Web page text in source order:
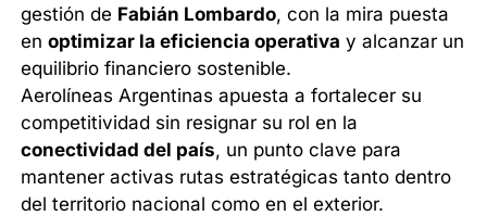
gestión de Fabián Lombardo, con la mira puesta
enoptimizar la eficiencia operativa y alcanzar un
equilibrio financiero sostenible.
Aerolíneas Argentinas apuesta a fortalecer su
competitividad sin resignar su rol en la
conectividad del país, un punto clave para
mantener activas rutas estratégicas tanto dentro
del territorio nacional como en el exterior.